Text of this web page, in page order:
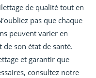
de qualité tout en
pas que chaque
peuvent varier en
de son état de santé.
et garantir que
consultez notre